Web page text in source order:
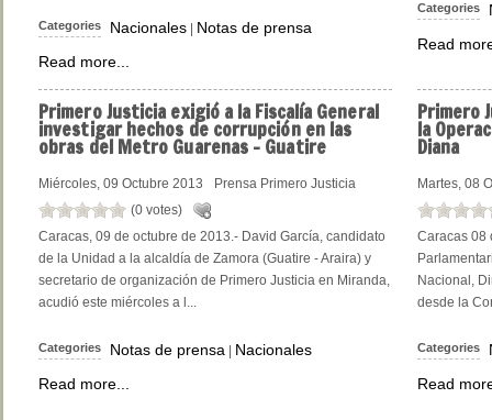
Categories Nacionales
Notas de prensa
Read more...
Categories
Read
PrimeroJusticia exigió a la Fiscalía General
investigar hechos de corrupción en las
obras del Metro Guarenas – Guatire
Miércoles, 09 Octubre 2013
Prensa Primero Justicia
(0 votes)
Caracas, 09 de octubre de 2013.- David García, candidato
de la Unidad a la alcaldía de Zamora (Guatire - Araira) y
secretario de organización de Primero Justicia en Miranda,
acudió este miércoles a l...
Categories Notas de prensa | Nacionales
Read more...
Primero
la
Diana
Martes, 08
Caracas 08
Nacional,
desde la
Categories
Read